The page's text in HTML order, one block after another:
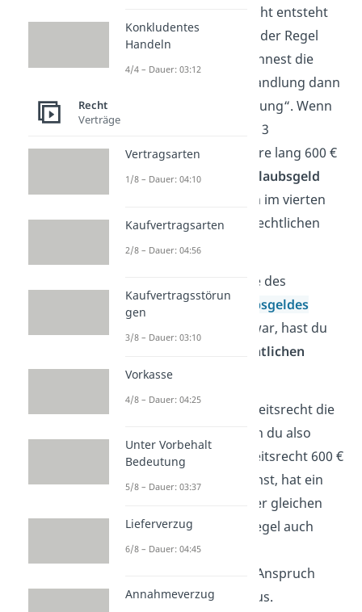
der Arbeit? Im Arbeitsrecht entsteht
ein Gewohnheitsrecht in der Regel
. Du bezeichnest die
wiederholt ausgeübte Handlung dann
auch als „betriebliche Übung“. Wenn
dein Arbeitgeber dir also 3
aufeinanderfolgende Jahre lang 600 €
Weihnachtsgeld oder Urlaubsgeld
bezahlt hat, hast du auch im vierten
Jahr einen gewohnheitsrechtlichen
Anspruch auf die 600 €.
: Wenn die Höhe des
Weihnachts- oderUrlaubsgeldes
immer unterschiedlich war, hast du
keinen gewohnheitsrechtlichen
Anspruchdarauf!
Grundsätzlich gilt im Arbeitsrecht die
. Wenn du also
aufgrund von Gewohnheitsrecht 600 €
Weihnachtsgeld bekommst, hat ein
anderer Mitarbeiter in der gleichen
Arbeitssituation in der Regel auch
Anspruchdarauf. Dein
gewohnheitsrechtlicher Anspruch
dehnt sich also auf ihn aus.
Konkludentes
Handeln
4/4 – Dauer: 03:12
Recht
Verträge
Vertragsarten
1/8 – Dauer: 04:10
Kaufvertragsarten
2/8 – Dauer: 04:56
Kaufvertragsstörun
gen
3/8 – Dauer: 03:10
Vorkasse
4/8 – Dauer: 04:25
Unter Vorbehalt
Bedeutung
5/8 – Dauer: 03:37
Lieferverzug
6/8 – Dauer: 04:45
Annahmeverzug